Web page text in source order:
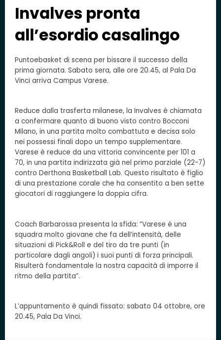
Invalves pronta
all’esordio casalingo
Puntoebasket di scena per bissare il successo della
prima giornata. Sabato sera, alle ore 20.45, al Pala Da
Vinci arriva Campus Varese.
Reduce dalla trasferta milanese, la Invalves è chiamata
a confermare quanto di buono visto contro Bocconi
Milano, in una partita molto combattuta e decisa solo
nei possessi finali dopo un tempo supplementare.
Varese è reduce da una vittoria convincente per 101 a
70, in una partita indirizzata già nel primo parziale (22-7)
contro Derthona Basketball Lab. Questo risultato è figlio
di una prestazione corale che ha consentito a ben sette
giocatori di raggiungere la doppia cifra.
Coach Barbarossa presenta la sfida: “Varese è una
squadra molto giovane che fa dell’intensità, delle
situazioni di Pick&Roll e del tiro da tre punti (in
particolare dagli angoli) i suoi punti di forza principali.
Risulterà fondamentale la nostra capacità di imporre il
ritmo della partita”.
L’appuntamento è quindi fissato: sabato 04 ottobre, ore
20.45, Pala Da Vinci.